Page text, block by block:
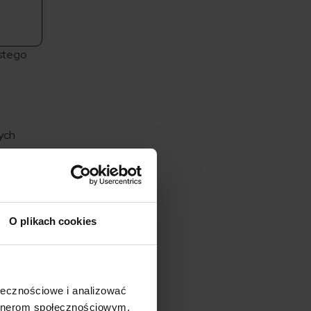
O plikach cookies
i analizować
społecznościowym,
i